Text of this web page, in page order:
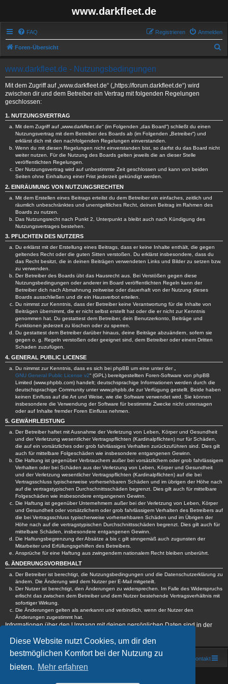
Diese Website nutzt Cookies, um dir den
bestmöglichen Komfort bei der Nutzung zu
bieten. Mehr erfahren
www.darkfleet.de
FAQ Anmelden
Registrieren
Foren-Übersicht
u
www.darkfleet.de - Nutzungsbedingungen
Mit dem Zugriff auf „www.darkfleet.de“ („https://forum.darkfleet.de“) wird
zwischen dir und dem Betreiber ein Vertrag mit folgenden Regelungen
geschlossen:
1. NUTZUNGSVERTRAG
Mit dem Zugriff auf „www.darkfleet.de“ (im Folgenden „das Board“) schließt du einen
Nutzungsvertrag mit dem Betreiber des Boards ab (im Folgenden „Betreiber“) und
erklärst dich mit den nachfolgenden Regelungen einverstanden.
Wenn du mit diesen Regelungen nicht einverstanden bist, so darfst du das Board nicht
weiter nutzen. Für die Nutzung des Boards gelten jeweils die an dieser Stelle
veröffentlichten Regelungen.
Der Nutzungsvertrag wird auf unbestimmte Zeit geschlossen und kann von beiden
Seiten ohne Einhaltung einer Frist jederzeit gekündigt werden.
2. EINRÄUMUNG VON NUTZUNGSRECHTEN
Mit dem Erstellen eines Beitrags erteilst du dem Betreiber ein einfaches, zeitlich und
räumlich unbeschränktes und unentgeltliches Recht, deinen Beitrag im Rahmen des
Boards zu nutzen.
Das Nutzungsrecht nach Punkt 2, Unterpunkt a bleibt auch nach Kündigung des
Nutzungsvertrages bestehen.
3. PFLICHTEN DES NUTZERS
Du erklärst mit der Erstellung eines Beitrags, dass er keine Inhalte enthält, die gegen
geltendes Recht oder die guten Sitten verstoßen. Du erklärst insbesondere, dass du
das Recht besitzt, die in deinen Beiträgen verwendeten Links und Bilder zu setzen bzw.
zu verwenden.
Der Betreiber des Boards übt das Hausrecht aus. Bei Verstößen gegen diese
Nutzungsbedingungen oder anderer im Board veröffentlichten Regeln kann der
Betreiber dich nach Abmahnung zeitweise oder dauerhaft von der Nutzung dieses
Boards ausschließen und dir ein Hausverbot erteilen.
Du nimmst zur Kenntnis, dass der Betreiber keine Verantwortung für die Inhalte von
Beiträgen übernimmt, die er nicht selbst erstellt hat oder die er nicht zur Kenntnis
genommen hat. Du gestattest dem Betreiber, dein Benutzerkonto, Beiträge und
Funktionen jederzeit zu löschen oder zu sperren.
Du gestattest dem Betreiber darüber hinaus, deine Beiträge abzuändern, sofern sie
gegen o. g. Regeln verstoßen oder geeignet sind, dem Betreiber oder einem Dritten
Schaden zuzufügen.
4. GENERAL PUBLIC LICENSE
Du nimmst zur Kenntnis, dass es sich bei phpBB um eine unter der „
GNU General Public License v2“ (GPL) bereitgestellten Foren-Software von phpBB
Limited (www.phpbb.com) handelt; deutschsprachige Informationen werden durch die
deutschsprachige Community unter www.phpbb.de zur Verfügung gestellt. Beide haben
keinen Einfluss auf die Art und Weise, wie die Software verwendet wird. Sie können
insbesondere die Verwendung der Software für bestimmte Zwecke nicht untersagen
oder auf Inhalte fremder Foren Einfluss nehmen.
5. GEWÄHRLEISTUNG
Der Betreiber haftet mit Ausnahme der Verletzung von Leben, Körper und Gesundheit
und der Verletzung wesentlicher Vertragspflichten (Kardinalpflichten) nur für Schäden,
die auf ein vorsätzliches oder grob fahrlässiges Verhalten zurückzuführen sind. Dies gilt
auch für mittelbare Folgeschäden wie insbesondere entgangenen Gewinn.
Die Haftung ist gegenüber Verbrauchern außer bei vorsätzlichem oder grob fahrlässigem
Verhalten oder bei Schäden aus der Verletzung von Leben, Körper und Gesundheit
und der Verletzung wesentlicher Vertragspflichten (Kardinalpflichten) auf die bei
Vertragsschluss typischerweise vorhersehbaren Schäden und im übrigen der Höhe nach
auf die vertragstypischen Durchschnittsschäden begrenzt. Dies gilt auch für mittelbare
Folgeschäden wie insbesondere entgangenen Gewinn.
Die Haftung ist gegenüber Unternehmern außer bei der Verletzung von Leben, Körper
und Gesundheit oder vorsätzlichem oder grob fahrlässigem Verhalten des Betreibers auf
die bei Vertragsschluss typischerweise vorhersehbaren Schäden und im Übrigen der
Höhe nach auf die vertragstypischen Durchschnittsschäden begrenzt. Dies gilt auch für
mittelbare Schäden, insbesondere entgangenen Gewinn.
Die Haftungsbegrenzung der Absätze a bis c gilt sinngemäß auch zugunsten der
Mitarbeiter und Erfüllungsgehilfen des Betreibers.
Ansprüche für eine Haftung aus zwingendem nationalem Recht bleiben unberührt.
6. ÄNDERUNGSVORBEHALT
Der Betreiber ist berechtigt, die Nutzungsbedingungen und die Datenschutzerklärung zu
ändern. Die Änderung wird dem Nutzer per E-Mail mitgeteilt.
Der Nutzer ist berechtigt, den Änderungen zu widersprechen. Im Falle des Widerspruchs
erlischt das zwischen dem Betreiber und dem Nutzer bestehende Vertragsverhältnis mit
sofortiger Wirkung.
Die Änderungen gelten als anerkannt und verbindlich, wenn der Nutzer den
Änderungen zugestimmt hat.
Informationen über den Umgang mit deinen persönlichen Daten sind in der
Foren-Übersicht Kontakt